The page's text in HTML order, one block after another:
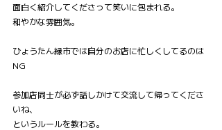
面白く紹介してくださって笑いに包まれる。
和やかな雰囲気。
ひょうたん縁市では自分のお店に忙しくしてるのは
NG
参加店同士が必ず話しかけて交流して帰ってくださ
いね、
というルールを教わる。